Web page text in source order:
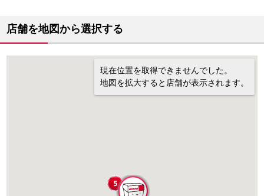
店舗を地図から選択する
現在位置を取得できませんでした。
地図を拡大すると店舗が表示されます。